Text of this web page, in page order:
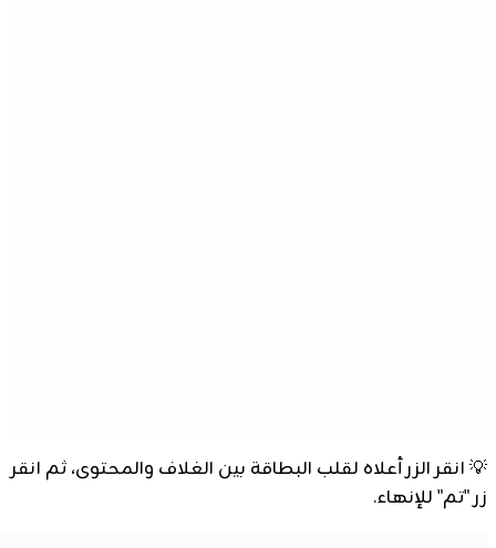
💡انقر الزر أعلاه لقلب البطاقة بين الغلاف والمحتوى، ثم انقر
زر "تم" للإنهاء.